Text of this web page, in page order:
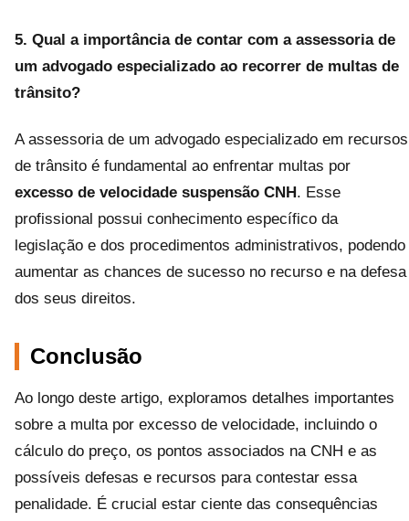
5. Qual a importância de contar com a assessoria de
um advogado especializado ao recorrer de multas de
trânsito?
A assessoria de um advogado especializado em recursos
de trânsito é fundamental ao enfrentar multas por
excesso de velocidade suspensão CNH . Esse
profissional possui conhecimento específico da
legislação e dos procedimentos administrativos, podendo
aumentar as chances de sucesso no recurso e na defesa
dos seus direitos.
Conclusão
Ao longo deste artigo, exploramos detalhes importantes
sobre a multa por excesso de velocidade, incluindo o
cálculo do preço, os pontos associados na CNH e as
possíveis defesas e recursos para contestar essa
penalidade. É crucial estar ciente das consequências